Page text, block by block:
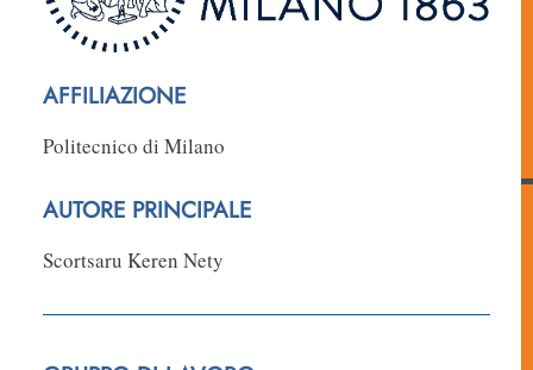
AFFILIAZIONE
Politecnico di Milano
AUTORE PRINCIPALE
Scortsaru Keren Nety